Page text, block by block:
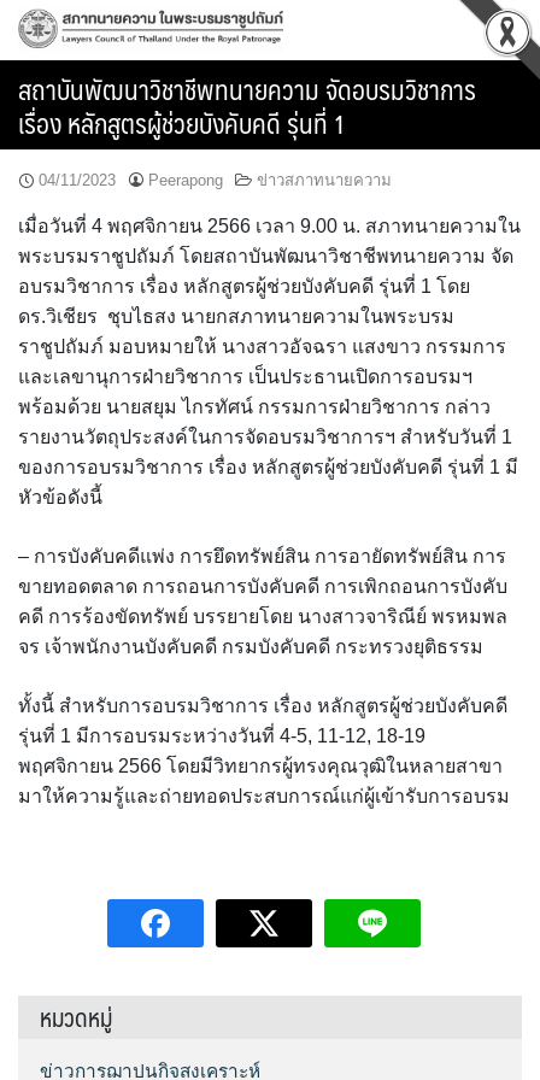
Skip
สถาบันพัฒนาวิชาชีพทนายความ จัดอบรมวิชาการ
เรื่อง หลักสูตรผู้ช่วยบังคับคดี รุ่นที่ 1
04/11/2023 Peerapong ข่าวสภาทนายความ
เมื่อวันที่ 4 พฤศจิกายน 2566 เวลา 9.00 น. สภาทนายความใน
พระบรมราชูปถัมภ์ โดยสถาบันพัฒนาวิชาชีพทนายความ จัด
อบรมวิชาการ เรื่อง หลักสูตรผู้ช่วยบังคับคดี รุ่นที่ 1 โดย
ดร.วิเชียร ชุบไธสง นายกสภาทนายความในพระบรม
ราชูปถัมภ์ มอบหมายให้ นางสาวอัจฉรา แสงขาว กรรมการ
และเลขานุการฝ่ายวิชาการ เป็นประธานเปิดการอบรมฯ
พร้อมด้วย นายสยุม ไกรทัศน์ กรรมการฝ่ายวิชาการ กล่าว
รายงานวัตถุประสงค์ในการจัดอบรมวิชาการฯ สำหรับวันที่ 1
ของการอบรมวิชาการ เรื่อง หลักสูตรผู้ช่วยบังคับคดี รุ่นที่ 1 มี
หัวข้อดังนี้
– การบังคับคดีแพ่ง การยึดทรัพย์สิน การอายัดทรัพย์สิน การ
ขายทอดตลาด การถอนการบังคับคดี การเพิกถอนการบังคับ
คดี การร้องขัดทรัพย์ บรรยายโดย นางสาวจาริณีย์ พรหมพล
จร เจ้าพนักงานบังคับคดี กรมบังคับคดี กระทรวงยุติธรรม
ทั้งนี้ สำหรับการอบรมวิชาการ เรื่อง หลักสูตรผู้ช่วยบังคับคดี
รุ่นที่ 1 มีการอบรมระหว่างวันที่ 4-5, 11-12, 18-19
พฤศจิกายน 2566 โดยมีวิทยากรผู้ทรงคุณวุฒิในหลายสาขา
มาให้ความรู้และถ่ายทอดประสบการณ์แก่ผู้เข้ารับการอบรม
หมวดหมู่
ข่าวการฌาปนกิจสงเคราะห์